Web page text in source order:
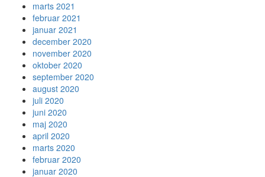
marts 2021
februar 2021
januar 2021
december 2020
november 2020
oktober 2020
september 2020
august 2020
juli 2020
juni 2020
maj 2020
april 2020
marts 2020
februar 2020
januar 2020